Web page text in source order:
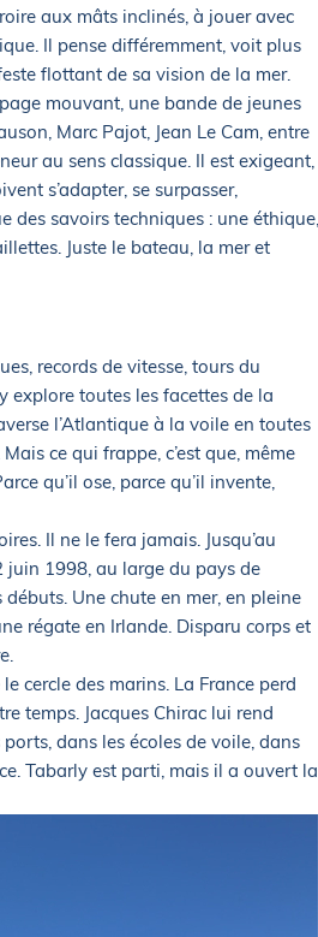
aux mâts inclinés, à jouer avec
Il pense différemment, voit plus
flottant de sa vision de la mer.
mouvant, une bande de jeunes
Marc Pajot, Jean Le Cam, entre
au sens classique. Il est exigeant,
s’adapter, se surpasser,
des savoirs techniques : une éthique,
Juste le bateau, la mer et
records de vitesse, tours du
explore toutes les facettes de la
l’Atlantique à la voile en toutes
ce qui frappe, c’est que, même
qu’il ose, parce qu’il invente,
Il ne le fera jamais. Jusqu’au
juin 1998, au large du pays de
débuts. Une chute en mer, en pleine
régate en Irlande. Disparu corps et
cercle des marins. La France perd
temps. Jacques Chirac lui rend
dans les écoles de voile, dans
Tabarly est parti, mais il a ouvert la